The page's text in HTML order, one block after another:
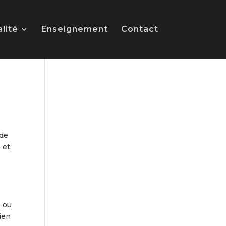
Enseignement Contact
et,
ou